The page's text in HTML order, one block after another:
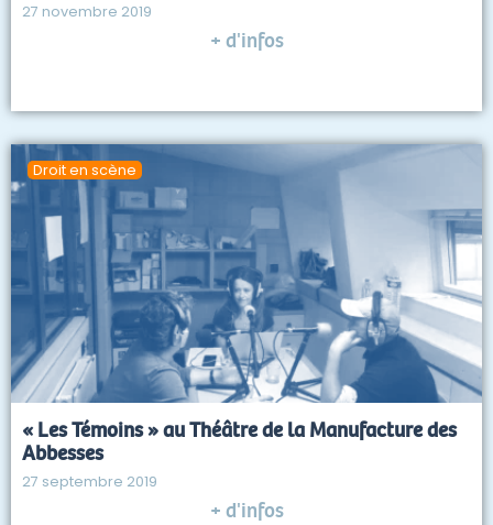
27 novembre 2019
+ d'infos
Droit en scène
« Les Témoins » au Théâtre de la Manufacture des
Abbesses
27 septembre 2019
+ d'infos